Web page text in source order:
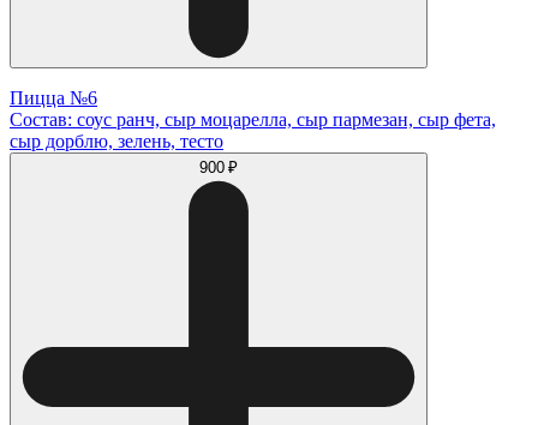
Пицца №6
Состав: соус ранч, сыр моцарелла, сыр пармезан, сыр фета,
сыр дорблю, зелень, тесто
900 ₽